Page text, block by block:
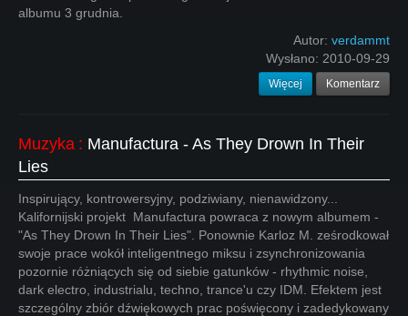
albumu 3 grudnia.
Autor: verdammt
Wysłano: 2010-09-29
Więcej Komentarz
Muzyka : Manufactura - As They Drown In Their
Lies
Inspirujący, kontrowersyjny, podziwiany, nienawidzony...
Kalifornijski projekt Manufactura powraca z nowym albumem -
"As They Drown In Their Lies". Ponownie Karloz M. ześrodkował
swoje prace wokół inteligentnego miksu i zsynchronizowania
pozornie różniących się od siebie gatunków - rhythmic noise,
dark electro, industrialu, techno, trance'u czy IDM. Efektem jest
szczególny zbiór dźwiękowych prac poświęcony i zadedykowany